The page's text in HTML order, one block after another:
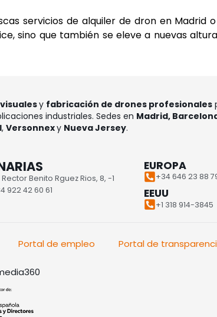
servicios de alquiler de dron en Madrid
sino que también se eleve a nuevas
y fabricación de drones profesionales
industriales. Sedes en Madrid,
, Versonnexy Nueva Jersey.
Benito Rguez Rios, 8, -1
922 42 60 61
EUROPA
+34 646 23 88
EEUU
+1 318 914-3845
Portal de empleo Portal de